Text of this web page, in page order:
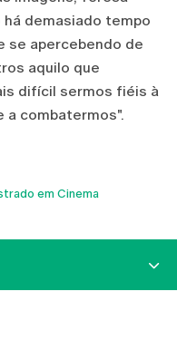
demasiado tempo
se apercebendo de
aquilo que
difícil sermos fiéis à
a combatermos".
em Cinema